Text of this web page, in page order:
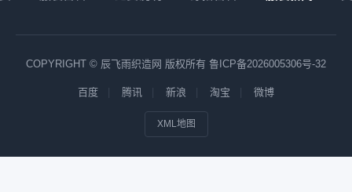
COPYRIGHT © 辰飞雨织造网 版权所有 鲁ICP备2026005306号-32
百度 腾讯 新浪 淘宝 微博
XML地图